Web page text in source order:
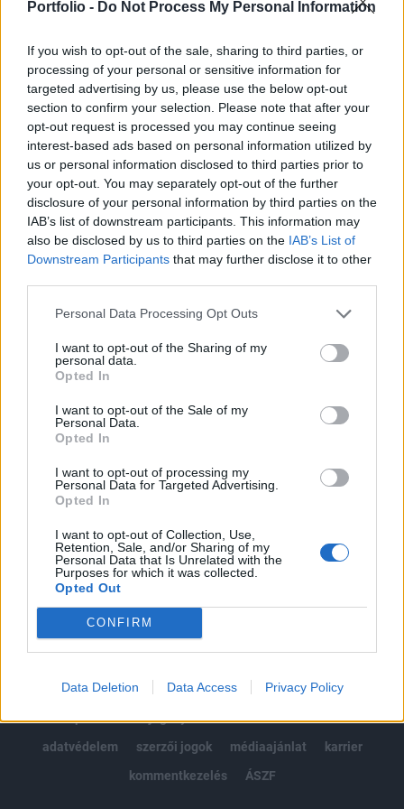
Portfolio - Do Not Process My Personal Information
If you wish to opt-out of the sale, sharing to third parties, or
processing of your personal or sensitive information for
targeted advertising by us, please use the below opt-out
section to confirm your selection. Please note that after your
opt-out request is processed you may continue seeing
interest-based ads based on personal information utilized by
us or personal information disclosed to third parties prior to
your opt-out. You may separately opt-out of the further
disclosure of your personal information by third parties on the
IAB’s list of downstream participants. This information may
also be disclosed by us to third parties on the IAB’s List of
Downstream Participants that may further disclose it to other
Personal Data Processing Opt Outs
I want to opt-out of the Sharing of my
personal data.
Opted In
I want to opt-out of the Sale of my
Personal Data.
Opted In
I want to opt-out of processing my
Personal Data for Targeted Advertising.
Opted In
I want to opt-out of Collection, Use,
Retention, Sale, and/or Sharing of my
Personal Data that Is Unrelated with the
Purposes for which it was collected.
Opted Out
CONFIRM
Data Deletion Data Access Privacy Policy
Észak-Szíriában található amerikai bázis ellen –
A 2023 októberében kirobbant izraeli-Hamász háború
következményeként számos alkalommal érte támadás a
Közel-Keleten található amerikai támaszpontokat.
Különösen Irakban és Szíriában volt kitett ezeknek, ahol a
síita Irán nagyon erős befolyással bír. Minden alkalommal
nem reguláris alakulatokat használ fel ahhoz, hogy a
nyugati nagyhatalom bázisára csapást mérjen, mivel...
KEDVES OLVASÓNK!
A keresett cikk a portfolio.hu hírarchívumához
tartozik, melynek olvasása előfizetéses
Az előfizetés a következőket tartalmazza:
Kötéslisták: BÉT elmúlt 2 év napon belüli
kötéslistái
Előfizetés
MÁR ELŐFIZETŐNK VAGY?BEJELENTKEZÉS
© 2026 Portfolio
impresszum
jogi nyilatkozat
süti beállítások
adatvédelem
szerzői jogok médiaajánlat
karrier
kommentkezelés
ÁSZF